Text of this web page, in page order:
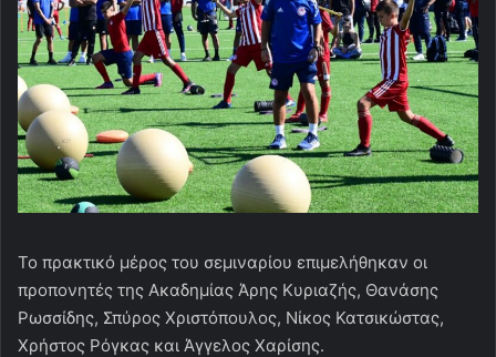
Το πρακτικό μέρος του σεμιναρίου επιμελήθηκαν οι
προπονητές της Ακαδημίας Άρης Κυριαζής, Θανάσης
Ρωσσίδης, Σπύρος Χριστόπουλος, Νίκος Κατσικώστας,
Χρήστος Ρόγκας και Άγγελος Χαρίσης.